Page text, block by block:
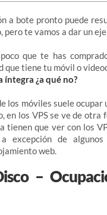
a bote pronto puede
pero te vamos a dar un
que te has
que tiene tu móvil o
íntegra ¿a qué no?
los móviles suele ocupar
en los VPS se ve de
tienen que ver con los
excepción de
web.
–